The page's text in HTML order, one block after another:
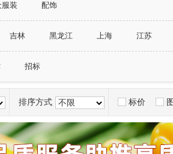
服装 配饰
吉林 黑龙江 上海
江苏
重庆市 四川 贵州 云南
招标
排序方式：不限 标价